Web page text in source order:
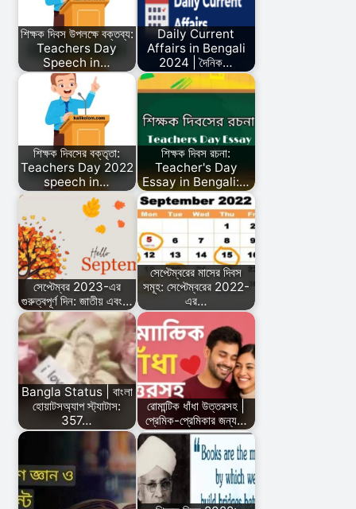
শিক্ষক দিবস উপলক্ষে বক্তব্য:
Teachers Day
Speech in…
Daily Current
Affairs in Bengali
2024 | দৈনিক…
শিক্ষক দিবসের বক্তৃতা:
Teachers Day 2022
speech in…
শিক্ষক দিবস রচনা:
Teacher's Day
Essay in Bengali:…
সেপ্টেম্বর 2023-এর
গুরুত্বপূর্ণ দিন: জাতীয় এবং…
সেপ্টেম্বরের মাসের দিবস
সমূহ: সেপ্টেম্বরের 2022-
এর…
Bangla Status | বাংলা
হোয়াটসঅ্যাপ স্ট্যাটাস:
357…
রোমান্টিক ধাঁধা উত্তরসহ |
প্রেমিক-প্রেমিকার জন্য…